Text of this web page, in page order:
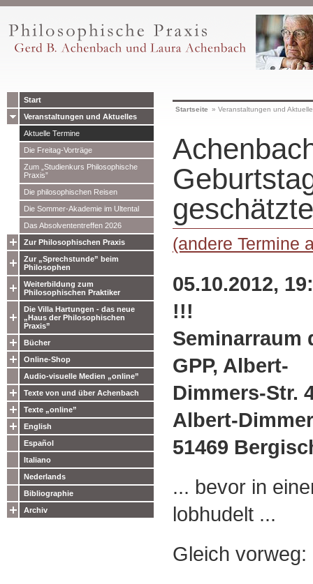
Start
Veranstaltungen und Aktuelles
Aktuelle Termine
Die Freitag-Vorträge
Zum „Studienkurs Philosophische
Praxis”
Die philosophischen Reisen
Die Sommer-Akademie im Ultental
Das Absolvententreffen 2026
Zur Philosophischen Praxis
Zur „Sprechstunde” beim
Philosophen
Weiterbildung zum
Philosophischen Praktiker
Die Villa Hartungen - das neue
„Haus der Philosophischen
Praxis”
Bücher
Online-Shop
Audio-visuelle Medien „online”
Texte von und über Achenbach
Texte „online”
English
Español
Italiano
Nederlands
Bibliographie
Archiv
Startseite » Veranstaltungen und
(andere Termine
05.10.2012,
!!!
Seminarraum
GPP, Albert-
Dimmers-Str.
Albert-
51469
... bevor in
lobhudelt ...
Gleich vorweg: